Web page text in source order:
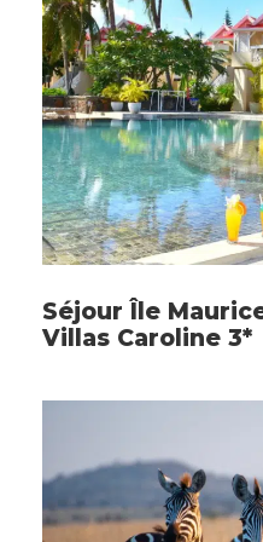
Phnom Penh
Itinéraire
Accueil à
guide local
Séjour Île
Villas Caroline 3*